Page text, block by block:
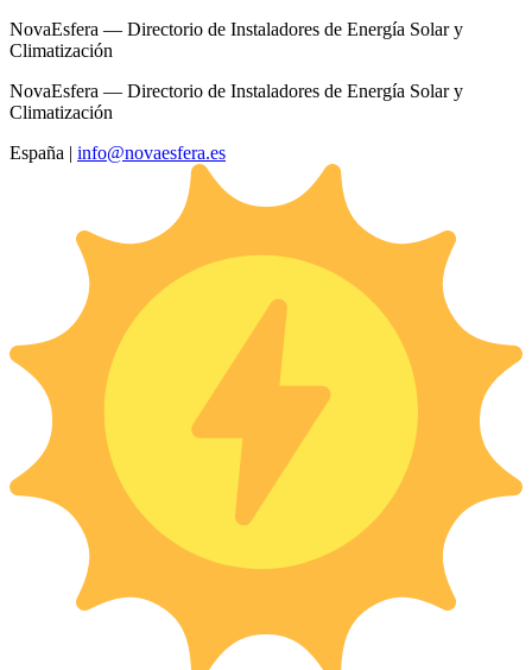
NovaEsfera — Directorio de Instaladores de Energía Solar y
Climatización
NovaEsfera — Directorio de Instaladores de Energía Solar y
Climatización
España | info@novaesfera.es